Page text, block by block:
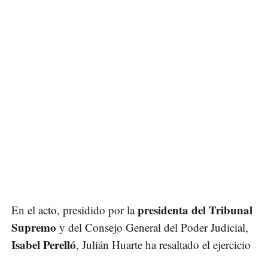
En el acto, presidido por lapresidenta del Tribunal
Supremo y del Consejo General del Poder Judicial,
Isabel Perelló, Julián Huarte ha resaltado el ejercicio